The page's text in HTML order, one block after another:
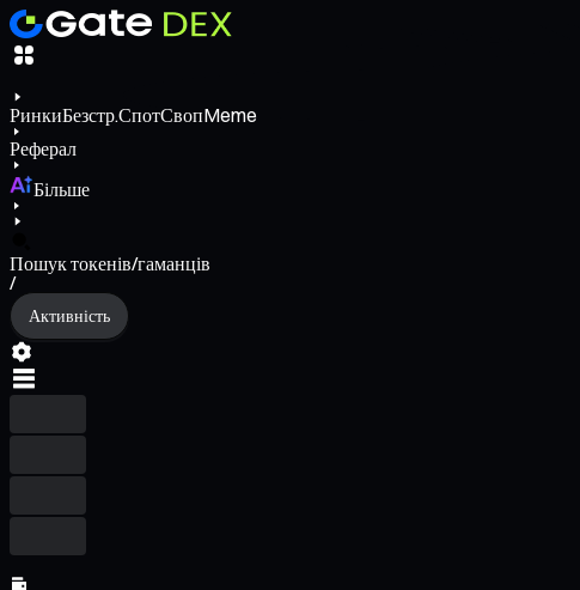
РинкиБезстр.СпотСвопMeme
Реферал
Більше
Пошук токенів/гаманців
/
Активність